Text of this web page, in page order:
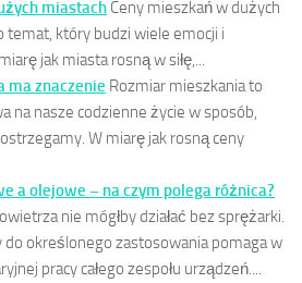
miastach Ceny mieszkań w dużych
temat, który budzi wiele emocji i
jak miasta rosną w siłę,...
ma znaczenie Rozmiar mieszkania to
na nasze codzienne życie w sposób,
W miarę jak rosną ceny
a olejowe – na czym polega różnica?
nie mógłby działać bez sprężarki.
określonego zastosowania pomaga w
pracy całego zespołu urządzeń....